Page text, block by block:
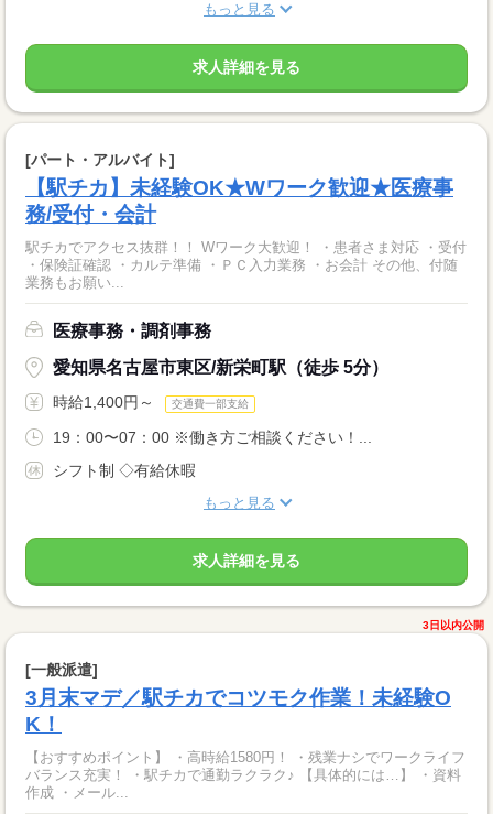
もっと見る
求人詳細を見る
[パート・アルバイト]
【駅チカ】未経験OK★Wワーク歓迎★医療事
務/受付・会計
駅チカでアクセス抜群！！ Wワーク大歓迎！ ・患者さま対応 ・受付
・保険証確認 ・カルテ準備 ・ＰＣ入力業務 ・お会計 その他、付随
業務もお願い...
医療事務・調剤事務
愛知県名古屋市東区/新栄町駅（徒歩 5分）
時給1,400円～ 交通費一部支給
19：00〜07：00 ※働き方ご相談ください！...
シフト制 ◇有給休暇
もっと見る
求人詳細を見る
3日以内公開
[一般派遣]
3月末マデ／駅チカでコツモク作業！未経験O
K！
【おすすめポイント】 ・高時給1580円！ ・残業ナシでワークライフ
バランス充実！ ・駅チカで通勤ラクラク♪ 【具体的には…】 ・資料
作成 ・メール...